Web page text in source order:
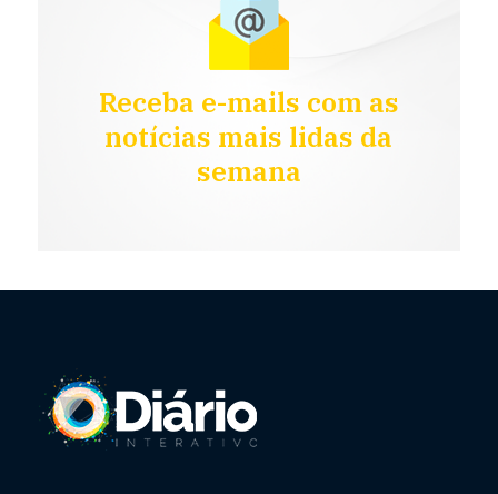
Receba e-mails com as
notícias mais lidas da
semana